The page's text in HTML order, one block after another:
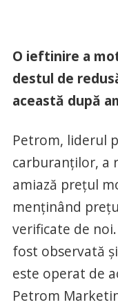
O ieftinire a
destul de
această după
Petrom, liderul
carburanților, a
amiază prețul
menținând
verificate de
fost observată
este operat de
Petrom